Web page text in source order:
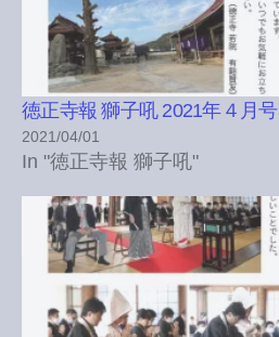
徳正寺報 獅子吼 2021年４月号
2021/04/01
In "徳正寺報 獅子吼"